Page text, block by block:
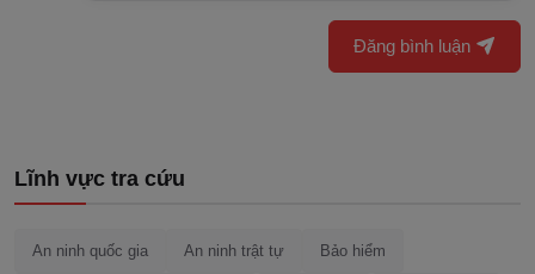
Đăng bình luận
Lĩnh vực tra cứu
An ninh quốc gia An ninh trật tự Bảo hiểm